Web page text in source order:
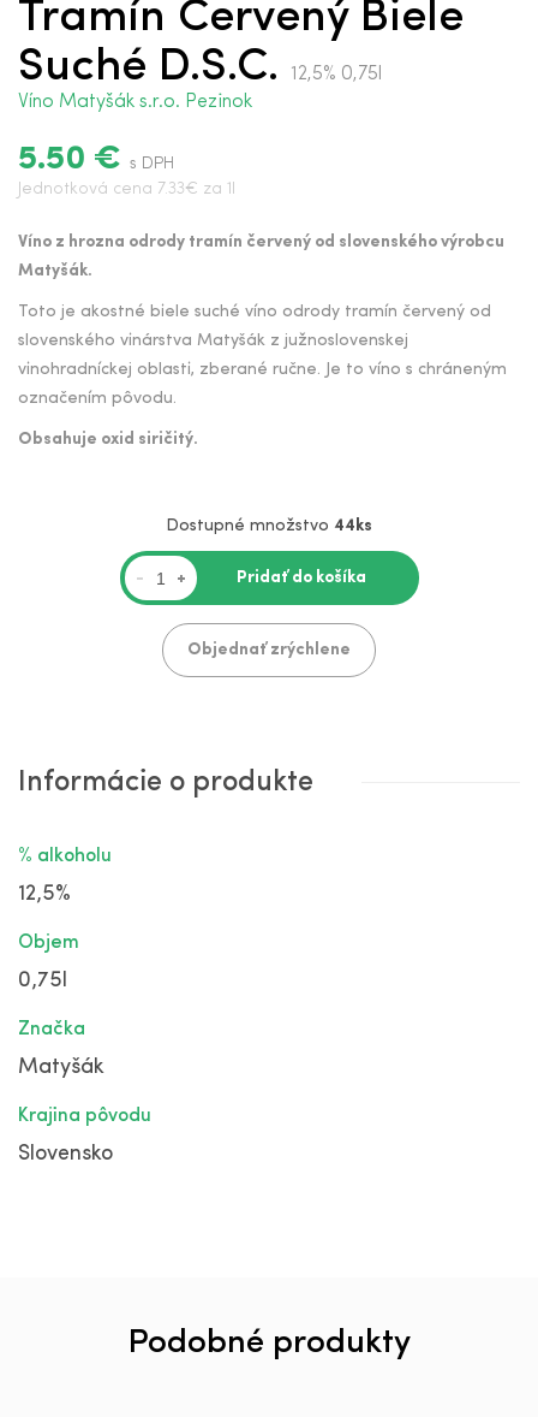
Tramín Červený Biele
Suché D.S.C.
12,5% 0,75l
Víno Matyšák s.r.o. Pezinok
5.50 € s DPH
Jednotková cena 7.33€ za 1l
Víno z hrozna odrody tramín červený od slovenského výrobcu
Matyšák.
Toto je akostné biele suché víno odrody tramín červený od
slovenského vinárstva Matyšák z južnoslovenskej
vinohradníckej oblasti, zberané ručne. Je to víno s chráneným
označením pôvodu.
Obsahuje oxid siričitý.
Dostupné množstvo 44ks
- + Pridať do košíka
Objednať zrýchlene
Informácie o produkte
% alkoholu
12,5%
Objem
0,75l
Značka
Matyšák
Krajina pôvodu
Slovensko
Podobné produkty